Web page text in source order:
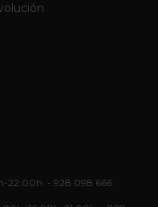
22:00h. - 928 098 666